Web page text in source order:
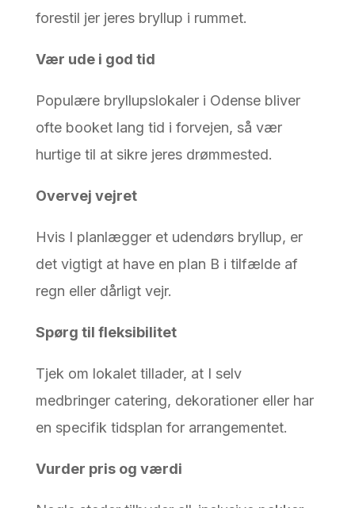
forestil jer jeres bryllup i rummet.
Vær ude i god tid
Populære bryllupslokaler i Odense bliver
ofte booket lang tid i forvejen, så vær
hurtige til at sikre jeres drømmested.
Overvej vejret
Hvis I planlægger et udendørs bryllup, er
det vigtigt at have en plan B i tilfælde af
regn eller dårligt vejr.
Spørg til fleksibilitet
Tjek om lokalet tillader, at I selv
medbringer catering, dekorationer eller har
en specifik tidsplan for arrangementet.
Vurder pris og værdi